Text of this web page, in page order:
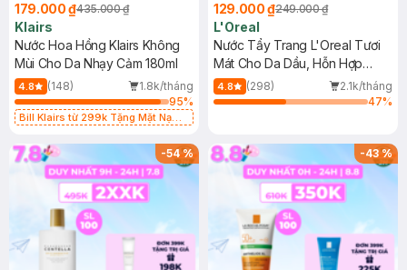
179.000 ₫435.000 ₫
Klairs
Nước Hoa Hồng Klairs Không
Mùi Cho Da Nhạy Cảm 180ml
4.8 (148)
1.8k/tháng
95%
Bill Klairs từ 299k Tặng Mặt Nạ
25ml (SL Có Hạn)
129.000 ₫249.000 ₫
L'Oreal
Nước Tẩy Trang L'Oreal Tươi
Mát Cho Da Dầu, Hỗn Hợp
400ml
4.8 (298)
2.1k/tháng
47%
-54% -43%